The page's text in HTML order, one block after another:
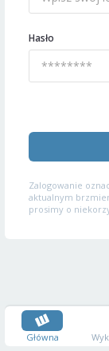
Hasło
Zalogowanie
aktualnym
prosimy o
Główna